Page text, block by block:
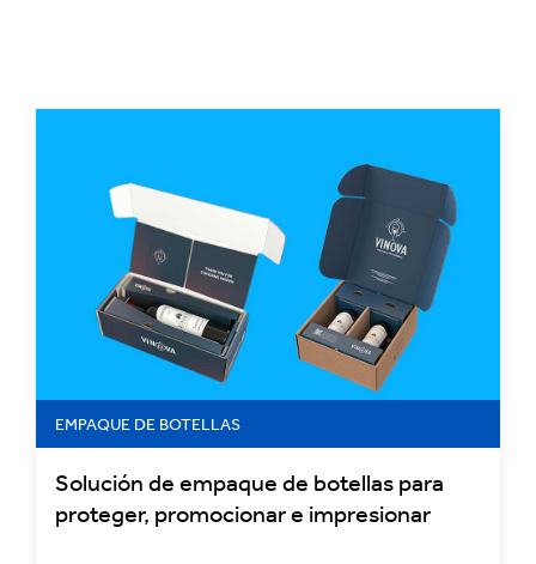
EMPAQUE DE BOTELLAS
Solución de empaque de botellas para
proteger, promocionar e impresionar